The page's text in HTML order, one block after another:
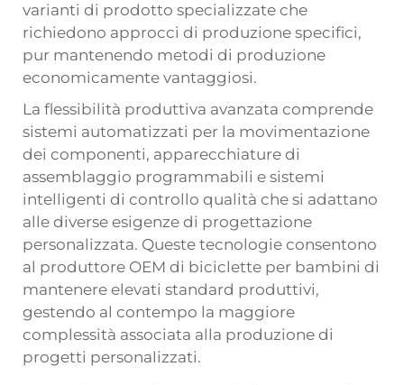
varianti di prodotto specializzate che
richiedono approcci di produzione specifici,
pur mantenendo metodi di produzione
economicamente vantaggiosi.
La flessibilità produttiva avanzata comprende
sistemi automatizzati per la movimentazione
dei componenti, apparecchiature di
assemblaggio programmabili e sistemi
intelligenti di controllo qualità che si adattano
alle diverse esigenze di progettazione
personalizzata. Queste tecnologie consentono
al produttore OEM di biciclette per bambini di
mantenere elevati standard produttivi,
gestendo al contempo la maggiore
complessità associata alla produzione di
progetti personalizzati.